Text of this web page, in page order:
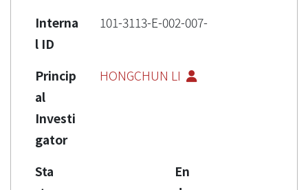
Interna
l ID
101-3113-E-002-007-
Princip
al
Investi
gator
HONGCHUN LI
Sta
En